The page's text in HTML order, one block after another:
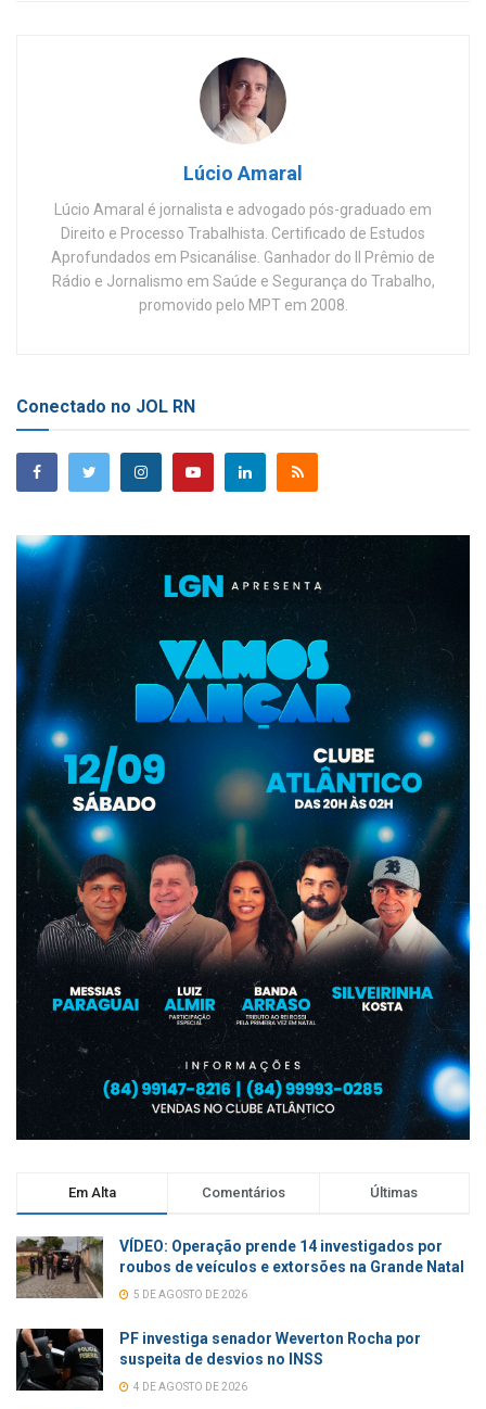
Lúcio Amaral
Lúcio Amaral é jornalista e advogado pós-graduado em
Direito e Processo Trabalhista. Certificado de Estudos
Aprofundados em Psicanálise. Ganhador do II Prêmio de
Rádio e Jornalismo em Saúde e Segurança do Trabalho,
promovido pelo MPT em 2008.
Conectado no JOL RN
Em Alta Comentários Últimas
VÍDEO: Operação prende 14 investigados por
roubos de veículos e extorsões na Grande Natal
5 DE AGOSTO DE 2026
PF investiga senador Weverton Rocha por
suspeita de desvios no INSS
4 DE AGOSTO DE 2026